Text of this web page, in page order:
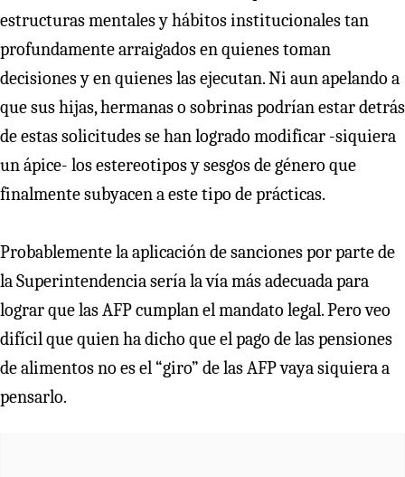
estructuras mentales y hábitos institucionales tan
profundamente arraigados en quienes toman
decisiones y en quienes las ejecutan. Ni aun apelando a
que sus hijas, hermanas o sobrinas podrían estar detrás
de estas solicitudes se han logrado modificar -siquiera
un ápice- los estereotipos y sesgos de género que
finalmente subyacen a este tipo de prácticas.
Probablemente la aplicación de sanciones por parte de
la Superintendencia sería la vía más adecuada para
lograr que las AFP cumplan el mandato legal. Pero veo
difícil que quien ha dicho que el pago de las pensiones
de alimentos no es el “giro” de las AFP vaya siquiera a
pensarlo.